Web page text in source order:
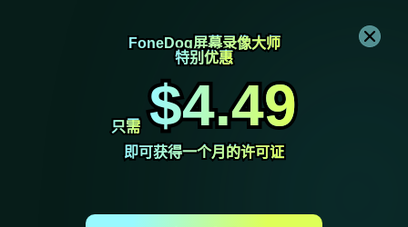
FoneDog屏幕录像大师
FoneDog屏幕录像大师
特别优惠
特别优惠
只需
只需 $4.49
$4.49
即可获得一个月的许可证
即可获得一个月的许可证